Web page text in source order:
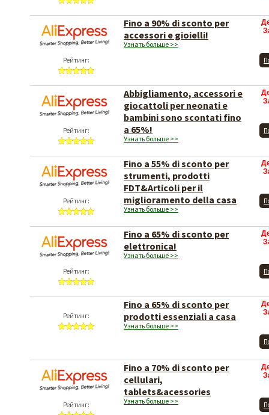
Рейтинг:
Fino a 90% di sconto per
accessori e gioielli!
Узнать больше >>
Рейтинг:
Abbigliamento, accessori e
giocattoli per neonati e
bambini sono scontati fino
a 65%!
Узнать больше >>
Рейтинг:
Fino a 55% di sconto per
strumenti, prodotti
FDT&Articoli per il
miglioramento della casa
Узнать больше >>
Рейтинг:
Fino a 65% di sconto per
elettronica!
Узнать больше >>
Рейтинг:
Fino a 65% di sconto per
prodotti essenziali a casa
Узнать больше >>
Рейтинг:
Fino a 70% di sconto per
cellulari,
tablets&acessories
Узнать больше >>